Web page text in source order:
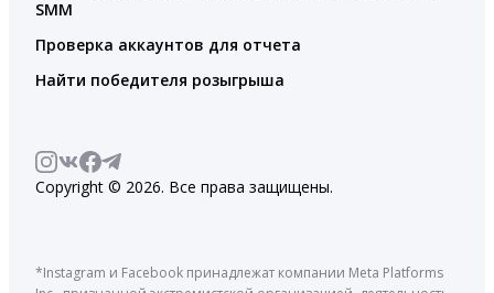
SMM
Проверка аккаунтов для отчета
Найти победителя розыгрыша
Copyright © 2026. Все права защищены.
*Instagram и Facebook принадлежат компании Meta Platforms